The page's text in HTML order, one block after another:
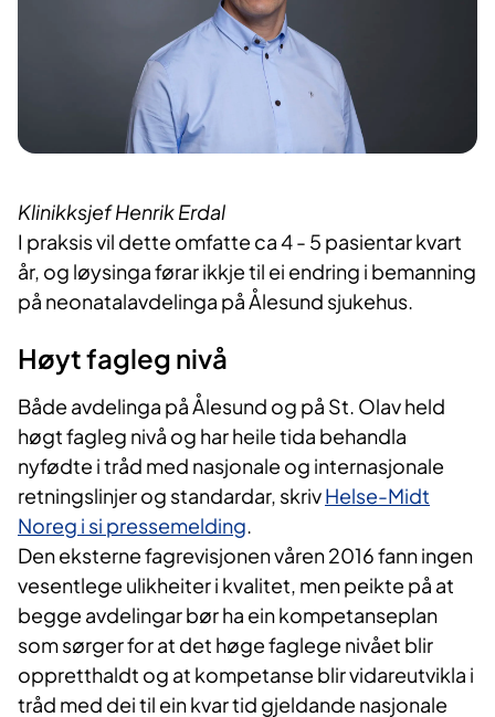
Klinikksjef Henrik Erdal
I praksis vil dette omfatte ca 4 - 5 pasientar kvart
år, og løysinga førar ikkje til ei endring i bemanning
på neonatalavdelinga på Ålesund sjukehus.
Høyt fagleg nivå
Både avdelinga på Ålesund og på St. Olav held
høgt fagleg nivå og har heile tida behandla
nyfødte i tråd med nasjonale og internasjonale
retningslinjer og standardar, skrivHelse-Midt
Noreg i si pressemelding.
Den eksterne fagrevisjonen våren 2016 fann ingen
vesentlege ulikheiter i kvalitet, men peikte på at
begge avdelingar bør ha ein kompetanseplan
som sørger for at det høge faglege nivået blir
oppretthaldt og at kompetanse blir vidareutvikla i
tråd med dei til ein kvar tid gjeldande nasjonale